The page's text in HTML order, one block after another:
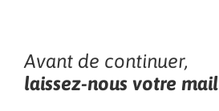
Avant de continuer,
laissez-nous votre mail